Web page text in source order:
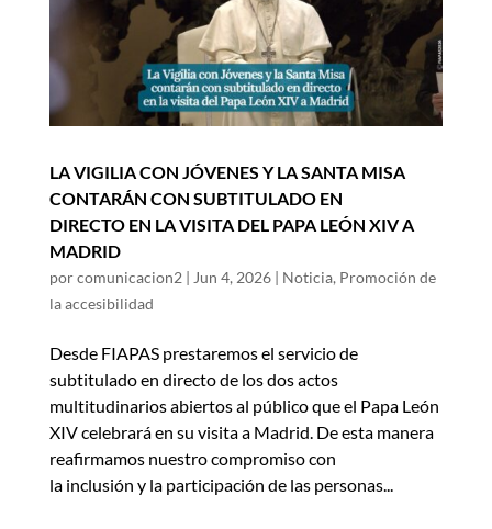
LA VIGILIA CON JÓVENES Y LA SANTA MISA
CONTARÁN CON SUBTITULADO EN
DIRECTO EN LA VISITA DEL PAPA LEÓN XIV A
MADRID
porcomunicacion2 | Jun 4, 2026| Noticia, Promoción de
la accesibilidad
Desde FIAPAS prestaremos el servicio de
subtitulado en directo de los dos actos
multitudinarios abiertos al público que el Papa León
XIV celebrará en su visita a Madrid. De esta manera
reafirmamos nuestro compromiso con
la inclusión y la participación de las personas...